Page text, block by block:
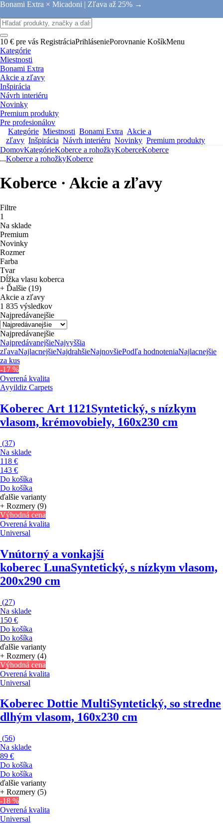
Bonami Extra × Micadoni | Zľava až 25% →
10 € pre vás RegistráciaPrihláseniePorovnanie KošíkMenu
Kategórie
Miestnosti
Bonami Extra
Akcie a zľavy
Inšpirácia
Návrh interiéru
Novinky
Premium produkty
Pre profesionálov
Kategórie Miestnosti Bonami Extra Akcie a
zľavy Inšpirácia Návrh interiéru Novinky Premium produkty
DomovKategórieKoberce a rohožkyKoberceKoberce
...Koberce a rohožkyKoberce
Koberce · Akcie a zľavy
Filtre
1
Na sklade
Premium
Novinky
Rozmer
Farba
Tvar
Dĺžka vlasu koberca
+ Ďalšie (19)
Akcie a zľavy
1 835 výsledkov
Najpredávanejšie
Najpredávanejšie
NajpredávanejšieNajvyššia
zľavaNajlacnejšieNajdrahšieNajnovšiePodľa hodnoteniaNajlacnejšie
za kus
-17 %
Overená kvalita
Ayyildiz Carpets
Koberec Art 1121Syntetický, s nízkym
vlasom, krémovobiely, 160x230 cm
(37)
Na sklade
118 €
143 €
Do košíka
Do košíka
ďalšie varianty
+ Rozmery (9)
Výhodná cena
Overená kvalita
Universal
Vnútorný a vonkajší
koberec LunaSyntetický, s nízkym vlasom,
200x290 cm
(27)
Na sklade
150 €
Do košíka
Do košíka
ďalšie varianty
+ Rozmery (4)
Výhodná cena
Overená kvalita
Universal
Koberec Dottie MultiSyntetický, so stredne
dlhým vlasom, 160x230 cm
(56)
Na sklade
89 €
Do košíka
Do košíka
ďalšie varianty
+ Rozmery (5)
-18 %
Overená kvalita
Universal